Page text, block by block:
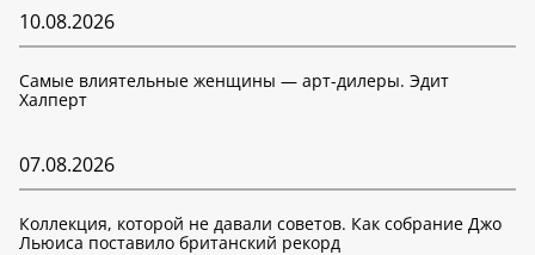
10.08.2026
Самые влиятельные женщины — арт-дилеры. Эдит
Халперт
07.08.2026
Коллекция, которой не давали советов. Как собрание Джо
Льюиса поставило британский рекорд